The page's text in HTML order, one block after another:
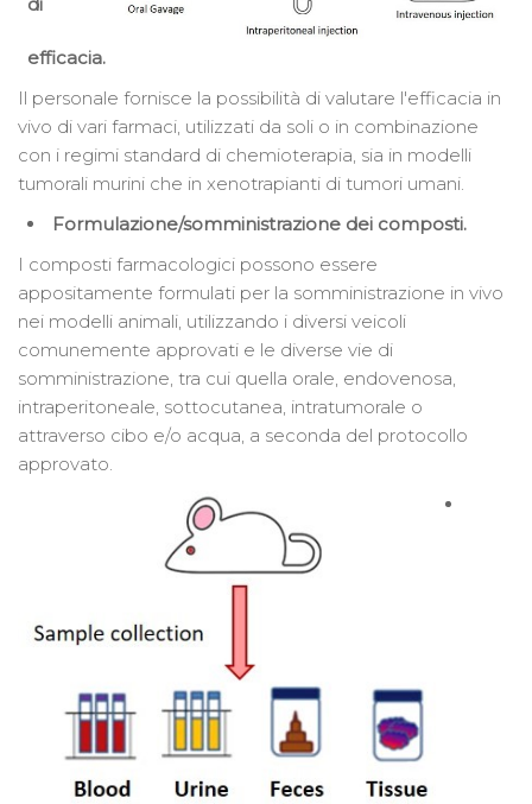
di
efficacia.
Il personale fornisce la possibilità di valutare l'efficacia in
vivo di vari farmaci, utilizzati da soli o in combinazione
con i regimi standard di chemioterapia, sia in modelli
tumorali murini che in xenotrapianti di tumori umani.
Formulazione/somministrazione dei composti.
I composti farmacologici possono essere
appositamente formulati per la somministrazione in vivo
nei modelli animali, utilizzando i diversi veicoli
comunemente approvati e le diverse vie di
somministrazione, tra cui quella orale, endovenosa,
intraperitoneale, sottocutanea, intratumorale o
attraverso cibo e/o acqua, a seconda del protocollo
approvato.